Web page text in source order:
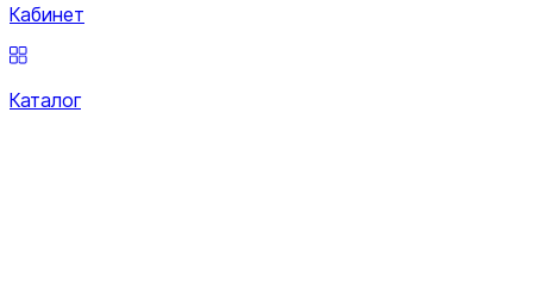
Кабинет
Каталог